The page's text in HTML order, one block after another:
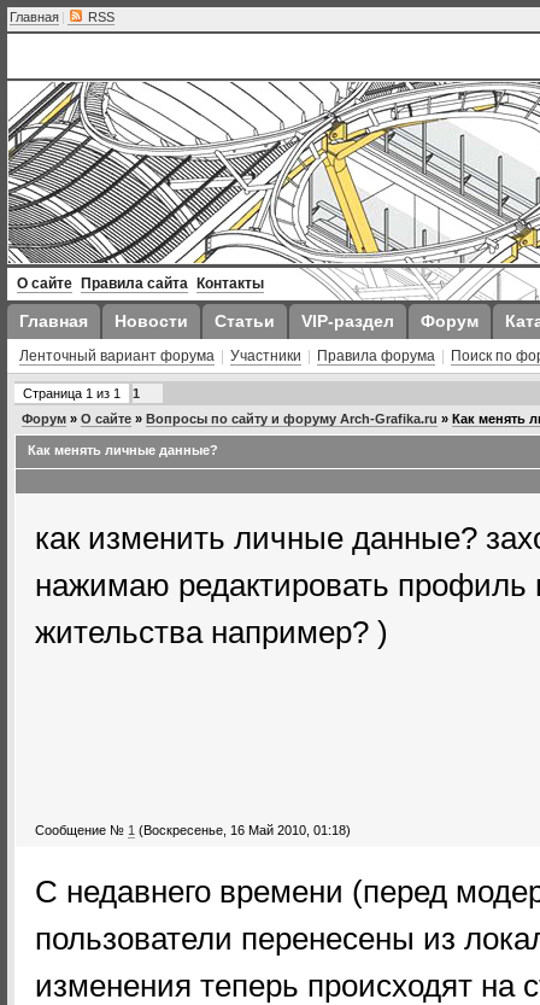
Главная | RSS
О сайте Правила сайта Контакты
Главная Новости Статьи VIP-раздел Форум
Ленточный вариант форума Участники Правила форума Поиск по
Страница 1 из 1
1
Форум » О сайте » Вопросы по сайту и форуму Arch-Grafika.ru » Как менять
Как менять личные данные?
как изменить личные данные?
нажимаю редактировать профиль
жительства например? )
Сообщение № 1 (Воскресенье, 16 Май 2010, 01:18)
С недавнего времени (перед
пользователи перенесены из
изменения теперь происходят на